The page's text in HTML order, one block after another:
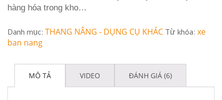
hàng hóa trong kho…
Danh mục: THANG NÂNG - DỤNG CỤ KHÁC Từ khóa: xe
ban nang
MÔ TẢ VIDEO ĐÁNH GIÁ (6)